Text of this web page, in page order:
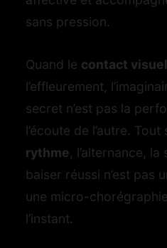
sans pression.
Quand le contact visuel
l’effleurement,
secret n’est pas la
l’écoute de l’autre.
rythme, l’alternance,
baiser réussi n’est pas
une micro-
l’instant.